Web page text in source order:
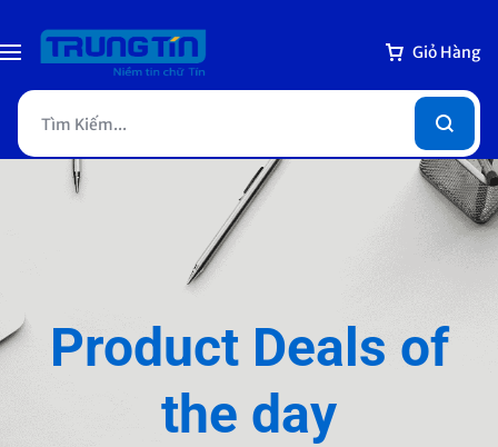
Giỏ Hàng
Product Deals of
the day